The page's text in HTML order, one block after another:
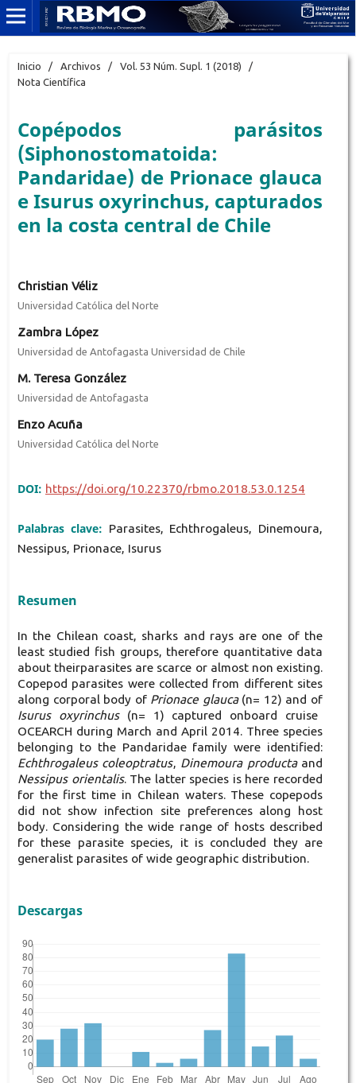
Inicio / Archivos / Vol. 53 Núm. Supl. 1 (2018)
/
Nota Científica
Copépodos parásitos
(Siphonostomatoida:
Pandaridae) de Prionace glauca
e Isurus oxyrinchus, capturados
en la costa central de Chile
Christian Véliz
Universidad Católica del Norte
Zambra López
Universidad de Antofagasta Universidad de Chile
M. Teresa González
Universidad de Antofagasta
Enzo Acuña
Universidad Católica del Norte
DOI: https://doi.org/10.22370/rbmo.2018.53.0.1254
Palabras clave: Parasites, Echthrogaleus, Dinemoura,
Nessipus, Prionace, Isurus
Resumen
In the Chilean coast, sharks and rays are one of the
least studied fish groups, therefore quantitative data
about theirparasites are scarce or almost non existing.
Copepod parasites were collected from different sites
along corporal body of Prionace glauca(n= 12) and of
Isurus oxyrinchus(n= 1) captured onboard cruise
OCEARCH during March and April 2014. Three species
belonging to the Pandaridae family were identified:
Echthrogaleus coleoptratus, Dinemoura productaand
Nessipus orientalis. The latter species is here recorded
for the first time in Chilean waters. These copepods
did not show infection site preferences along host
body. Considering the wide range of hosts described
for these parasite species, it is concluded they are
generalist parasites of wide geographic distribution.
Descargas